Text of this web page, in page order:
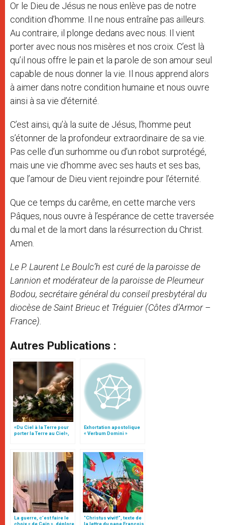
Or le Dieu de Jésus ne nous enlève pas de notre
condition d’homme. Il ne nous entraîne pas ailleurs.
Au contraire, il plonge dedans avec nous. Il vient
porter avec nous nos misères et nos croix. C’est là
qu’il nous offre le pain et la parole de son amour seul
capable de nous donner la vie. Il nous apprend alors
à aimer dans notre condition humaine et nous ouvre
ainsi à sa vie d’éternité.
C’est ainsi, qu’à la suite de Jésus, l’homme peut
s’étonner de la profondeur extraordinaire de sa vie.
Pas celle d’un surhomme ou d’un robot surprotégé,
mais une vie d’homme avec ses hauts et ses bas,
que l’amour de Dieu vient rejoindre pour l’éternité.
Que ce temps du carême, en cette marche vers
Pâques, nous ouvre à l’espérance de cette traversée
du mal et de la mort dans la résurrection du Christ.
Amen.
Le P. Laurent Le Boulc’h est curé de la paroisse de
Lannion et modérateur de la paroisse de Pleumeur
Bodou, secrétaire général du conseil presbytéral du
diocèse de Saint Brieuc et Tréguier (Côtes d’Armor –
France).
Autres Publications :
«Du Ciel à la Terre pour
porter la Terre au Ciel»,
Exhortation apostolique
« Verbum Domini »
La guerre, c’est faire le
choix « de Caïn », déplore
"Christus vivit!", texte de
la lettre du pape François